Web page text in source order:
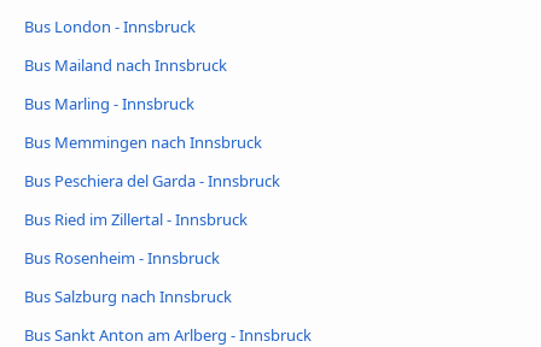
Bus London - Innsbruck
Bus Mailand nach Innsbruck
Bus Marling - Innsbruck
Bus Memmingen nach Innsbruck
Bus Peschiera del Garda - Innsbruck
Bus Ried im Zillertal - Innsbruck
Bus Rosenheim - Innsbruck
Bus Salzburg nach Innsbruck
Bus Sankt Anton am Arlberg - Innsbruck